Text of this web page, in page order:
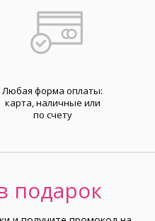
Любая форма оплаты:
карта, наличные или
по счету
подарок